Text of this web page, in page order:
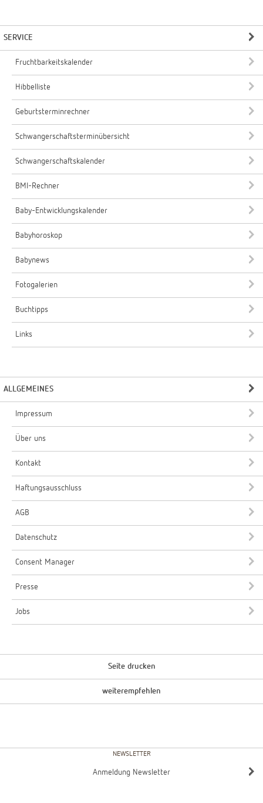
SERVICE
Fruchtbarkeitskalender
Hibbelliste
Geburtsterminrechner
Schwangerschaftsterminübersicht
Schwangerschaftskalender
BMI-Rechner
Baby-Entwicklungskalender
Babyhoroskop
Babynews
Fotogalerien
Buchtipps
Links
ALLGEMEINES
Impressum
Über uns
Kontakt
Haftungsausschluss
AGB
Datenschutz
Consent Manager
Presse
Jobs
Seite drucken
weiterempfehlen
NEWSLETTER
Anmeldung Newsletter